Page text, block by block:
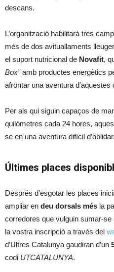
descans.
L’organització habilitarà tres
més de dos avituallaments
el suport nutricional de Novafit,
Box”amb productes energètics
afrontar una aventura
Per als qui siguin capaços de
quilòmetres cada 24 hores,
se en una aventura difícil d’oblidar.
Últimes places
Després d’esgotar les places
ampliar en deu dorsals més la
corredores que vulguin sumar-
la vostra inscripció a través del
d’Ultres Catalunya gaudiran d’un
codi UTCATALUNYA.